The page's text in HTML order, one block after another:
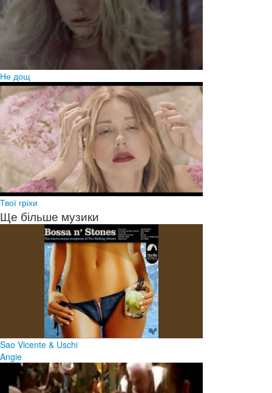
Не дощ
Твої гріхи
Ще більше музики
Sao Vicente & Uschi
Angie